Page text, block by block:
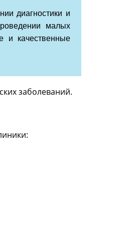
диагностики и
малых
и качественные
заболеваний.